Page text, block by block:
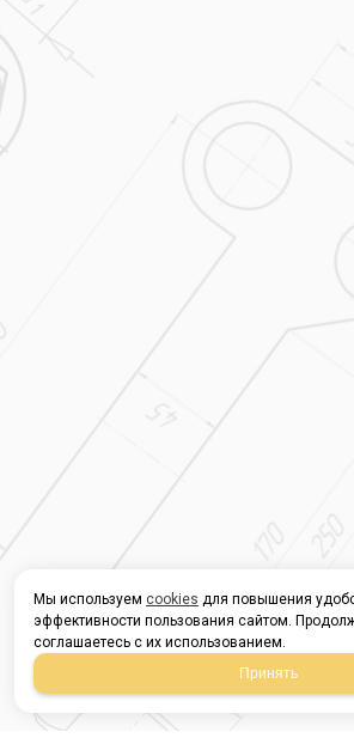
Мы используем cookies для повышения
эффективности пользования сайтом.
соглашаетесь с их использованием.
Принять